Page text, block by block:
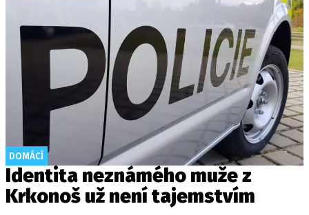
DOMÁCÍ
Identita neznámého muže z
Krkonoš už není tajemstvím